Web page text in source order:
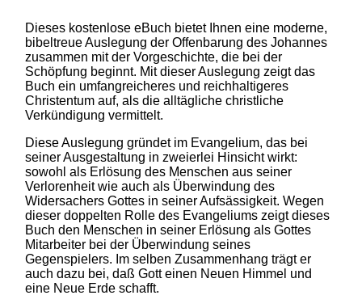
Dieses kostenlose eBuch bietet Ihnen eine moderne,
bibeltreue Auslegung der Offenbarung des Johannes
zusammen mit der Vorgeschichte, die bei der
Schöpfung beginnt. Mit dieser Auslegung zeigt das
Buch ein umfangreicheres und reichhaltigeres
Christentum auf, als die alltägliche christliche
Verkündigung vermittelt.
Diese Auslegung gründet im Evangelium, das bei
seiner Ausgestaltung in zweierlei Hinsicht wirkt:
sowohl als Erlösung des Menschen aus seiner
Verlorenheit wie auch als Überwindung des
Widersachers Gottes in seiner Aufsässigkeit. Wegen
dieser doppelten Rolle des Evangeliums zeigt dieses
Buch den Menschen in seiner Erlösung als Gottes
Mitarbeiter bei der Überwindung seines
Gegenspielers. Im selben Zusammenhang trägt er
auch dazu bei, daß Gott einen Neuen Himmel und
eine Neue Erde schafft.